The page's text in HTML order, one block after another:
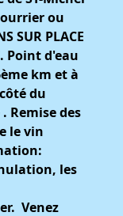
ou
SUR PLACE
. Point d'eau
km et à
du
Remise des
le vin
les
Venez